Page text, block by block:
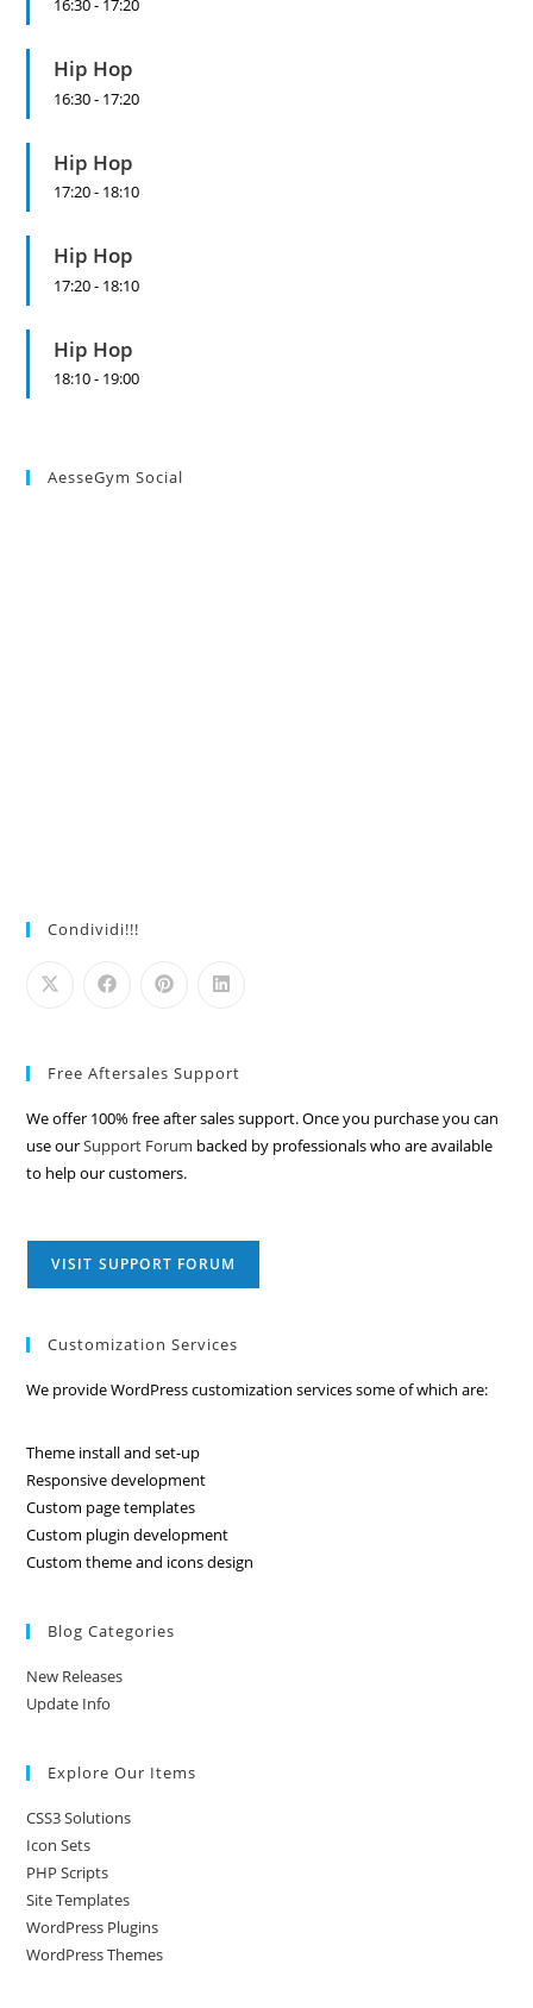
16:30- 17:20
Hip Hop
16:30- 17:20
Hip Hop
17:20- 18:10
Hip Hop
17:20- 18:10
Hip Hop
18:10- 19:00
AesseGym Social
Condividi!!!
Free Aftersales Support
We offer 100% free after sales support. Once you purchase you can
use ourSupport Forum backed by professionals who are available
to help our customers.
VISIT SUPPORT FORUM
Customization Services
We provide WordPress customization services some of which are:
Theme install and set-up
Responsive development
Custom page templates
Custom plugin development
Custom theme and icons design
Blog Categories
New Releases
Update Info
Explore Our Items
CSS3 Solutions
Icon Sets
PHP Scripts
Site Templates
WordPress Plugins
WordPress Themes